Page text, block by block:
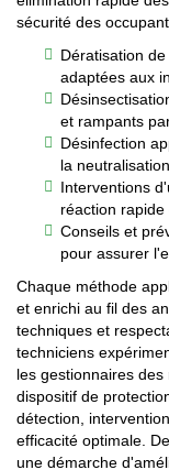
sécurité des
Dératisation
adaptées aux
et rampants
Désinfection
la
Interventions
réaction
Conseils et
pour assurer
Chaque méthode
et enrichi au fil des
techniques et
techniciens
les gestionnaires
dispositif de
détection,
efficacité optimale.
une démarche